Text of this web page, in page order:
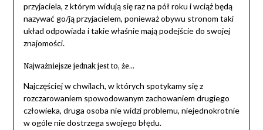
przyjaciela, z którym widują się raz na pół roku i wciąż będą
nazywać go/ją przyjacielem, ponieważ obywu stronom taki
układ odpowiada i takie właśnie mają podejście do swojej
znajomości.
Najważniejsze jednak jest to, że…
Najczęściej w chwilach, w których spotykamy się z
rozczarowaniem spowodowanym zachowaniem drugiego
człowieka, druga osoba nie widzi problemu, niejednokrotnie
w ogóle nie dostrzega swojego błędu.